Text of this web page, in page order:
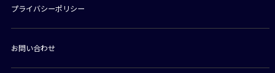
プライバシーポリシー
お問い合わせ